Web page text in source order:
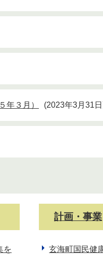
年３月） 2023年3月31
を
計画・事業
玄海町国民健